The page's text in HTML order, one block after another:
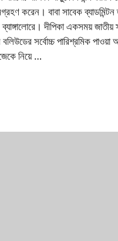
করেন। বাবা সাবেক
দীপিকা একসময় জাতীয়
সর্বোচ্চ পারিশ্রমিক পাওয়া
নিয়ে …